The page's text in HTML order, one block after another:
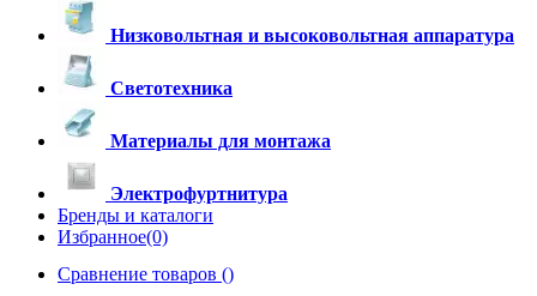
Низковольтная и высоковольтная аппаратура
Светотехника
Материалы для монтажа
Электрофуртнитура
Бренды и каталоги
Избранное(0)
Сравнение товаров ()